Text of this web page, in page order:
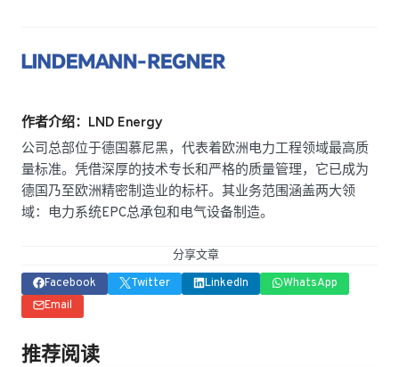
作者介绍：LND Energy
公司总部位于德国慕尼黑，代表着欧洲电力工程领域最高质
量标准。凭借深厚的技术专长和严格的质量管理，它已成为
德国乃至欧洲精密制造业的标杆。其业务范围涵盖两大领
域：电力系统EPC总承包和电气设备制造。
分享文章
Facebook
Twitter LinkedIn
WhatsApp
Email
推荐阅读